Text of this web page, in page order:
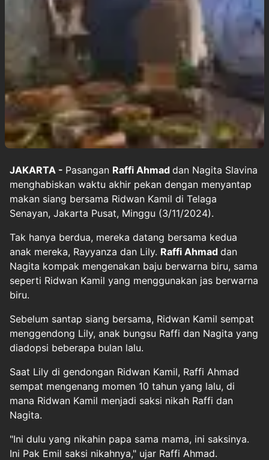
JAKARTA - Pasangan Raffi Ahmad dan Nagita Slavina
menghabiskan waktu akhir pekan dengan menyantap
makan siang bersama Ridwan Kamil di Telaga
Senayan, Jakarta Pusat, Minggu (3/11/2024).
Tak hanya berdua, mereka datang bersama kedua
anak mereka, Rayyanza dan Lily. Raffi Ahmad dan
Nagita kompak mengenakan baju berwarna biru, sama
seperti Ridwan Kamil yang menggunakan jas berwarna
biru.
Sebelum santap siang bersama, Ridwan Kamil sempat
menggendong Lily, anak bungsu Raffi dan Nagita yang
diadopsi beberapa bulan lalu.
Saat Lily di gendongan Ridwan Kamil, Raffi Ahmad
sempat mengenang momen 10 tahun yang lalu, di
mana Ridwan Kamil menjadi saksi nikah Raffi dan
Nagita.
"Ini dulu yang nikahin papa sama mama, ini saksinya.
Ini Pak Emil saksi nikahnya," ujar Raffi Ahmad.